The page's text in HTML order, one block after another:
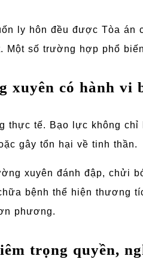
ly hôn đều được Tòa
Một số trường hợp phổ
xuyên có hành vi
thực tế. Bạo lực không
gây tổn hại về tinh thần.
xuyên đánh đập, chửi
bệnh thể hiện thương
phương.
trọng quyền,